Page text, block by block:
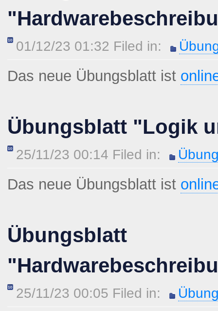
01/12/23 01:32 Filed in:
Das neue Übungsblatt ist
Übungsblatt "Logik
25/11/23 00:14 Filed in:
Das neue Übungsblatt ist
Übungsblatt
25/11/23 00:05 Filed in: